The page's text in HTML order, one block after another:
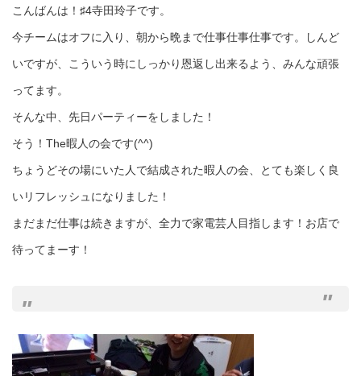
こんばんは！♯4寺田玲子です。
今チームはオフに入り、朝から晩まで仕事仕事仕事です。しんど
いですが、こういう時にしっかり恩返し出来るよう、みんな頑張
ってます。
そんな中、先日パーティーをしました！
そう！The暇人の会です(^^)
ちょうどその場にいた人で結成された暇人の会、とても楽しく良
いリフレッシュになりました！
まだまだ仕事は続きますが、全力で家電芸人目指します！お店で
待ってまーす！